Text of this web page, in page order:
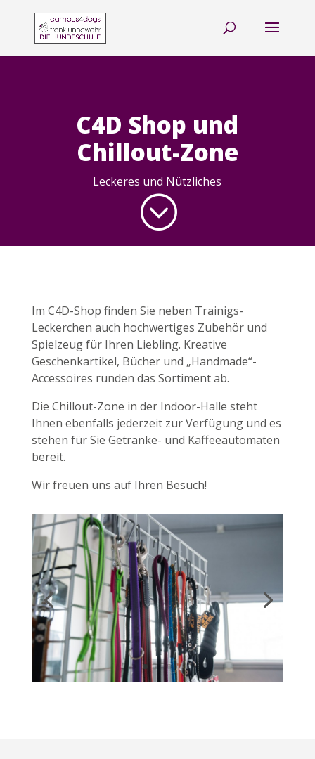
C4D Shop und
Chillout-Zone
Leckeres und Nützliches
;
Im C4D-Shop finden Sie neben Trainigs-
Leckerchen auch hochwertiges Zubehör und
Spielzeug für Ihren Liebling. Kreative
Geschenkartikel, Bücher und „Handmade“-
Accessoires runden das Sortiment ab.
Die Chillout-Zone in der Indoor-Halle steht
Ihnen ebenfalls jederzeit zur Verfügung und es
stehen für Sie Getränke- und Kaffeeautomaten
bereit.
Wir freuen uns auf Ihren Besuch!